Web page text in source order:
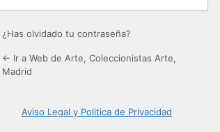
¿Has olvidado tu contraseña?
← Ir a Web de Arte, Coleccionistas Arte,
Madrid
Aviso Legal y Politica de Privacidad